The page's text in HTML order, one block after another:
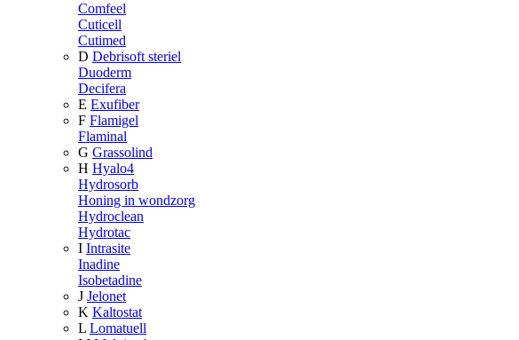
Comfeel
Cuticell
Cutimed
D Debrisoft steriel
Duoderm
Decifera
E Exufiber
F Flamigel
Flaminal
G Grassolind
H Hyalo4
Hydrosorb
Honing in wondzorg
Hydroclean
Hydrotac
I Intrasite
Inadine
Isobetadine
J Jelonet
K Kaltostat
L Lomatuell